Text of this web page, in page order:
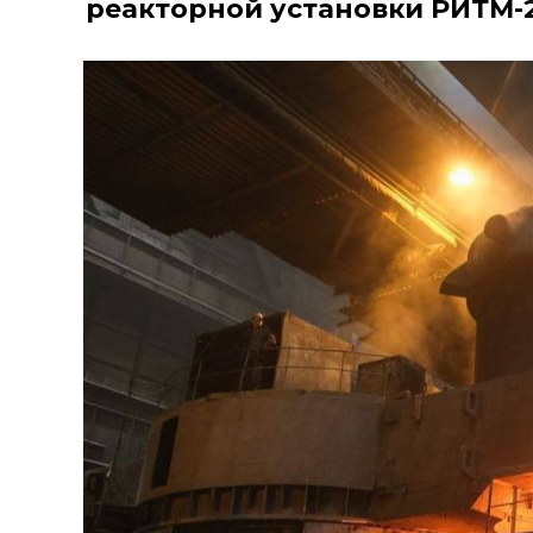
реакторной установки